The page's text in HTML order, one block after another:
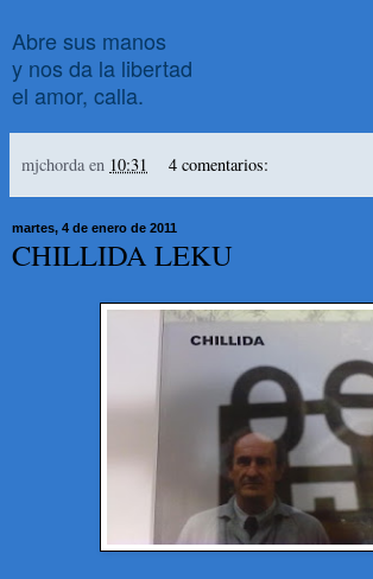
Abre sus manos
y nos da la libertad
el amor, calla.
mjchorda en 10:31 4 comentarios:
martes, 4 de enero de 2011
CHILLIDA LEKU